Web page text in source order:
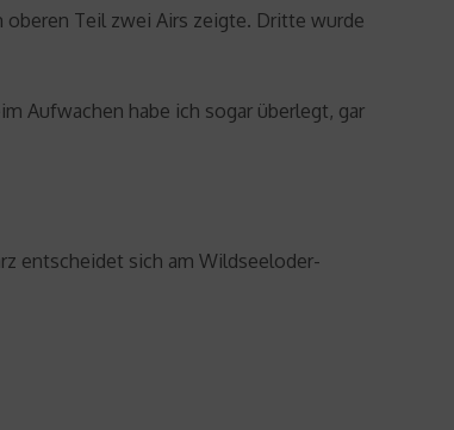
oberen Teil zwei Airs zeigte. Dritte wurde
Aufwachen habe ich sogar überlegt, gar
entscheidet sich am Wildseeloder-